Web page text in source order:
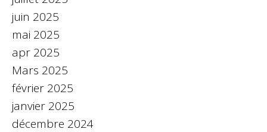
juin 2025
mai 2025
apr 2025
Mars 2025
février 2025
janvier 2025
décembre 2024